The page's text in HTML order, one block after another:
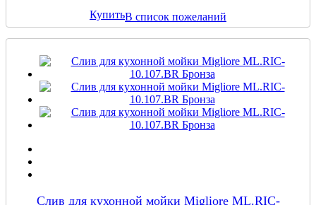
КупитьВ список пожеланий
Слив для кухонной мойки Migliore ML.RIC-